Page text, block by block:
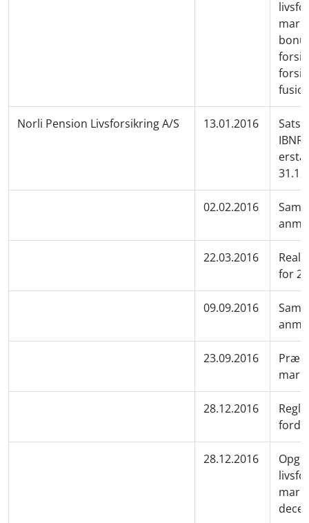
Norli Pension Livsforsikring A/S 13.01.2016
02.02.2016
22.03.2016
for
09.09.2016
23.09.2016
28.12.2016
28.12.2016